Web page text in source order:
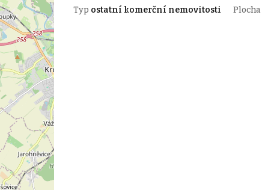
Typ ostatní komerční nemovitosti Plocha